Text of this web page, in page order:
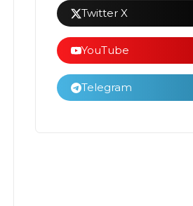
Twitter X
YouTube
Telegram